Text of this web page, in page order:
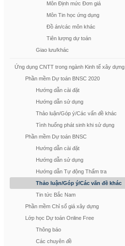
Môn Định mức Đơn giá
Môn Tin học ứng dụng
Đồ án/các môn khác
Tiên lượng dự toán
Giao lưu/khác
Ứng dụng CNTT trong ngành Kinh tế xây dựng
Phần mềm Dự toán BNSC 2020
Hướng dẫn cài đặt
Hướng dẫn sử dụng
Thảo luận/Góp ý/Các vấn đề khác
Tình huống phát sinh khi sử dụng
Phần mềm Dự toán BNSC
Hướng dẫn cài đặt
Hướng dẫn sử dụng
Hướng dẫn Tự động Thẩm tra
Thảo luận/Góp ý/Các vấn đề khác
Tin tức Bắc Nam
Phần mềm Chỉ số giá xây dựng
Lớp học Dự toán Online Free
Thông báo
Các chuyên đề